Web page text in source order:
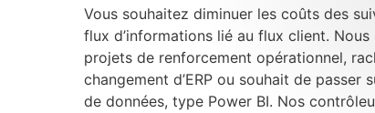
Vous souhaitez diminuer les coûts des
flux d’informations lié au flux client.
projets de renforcement opérationnel,
changement d’ERP ou souhait de passer
de données, type Power BI. Nos